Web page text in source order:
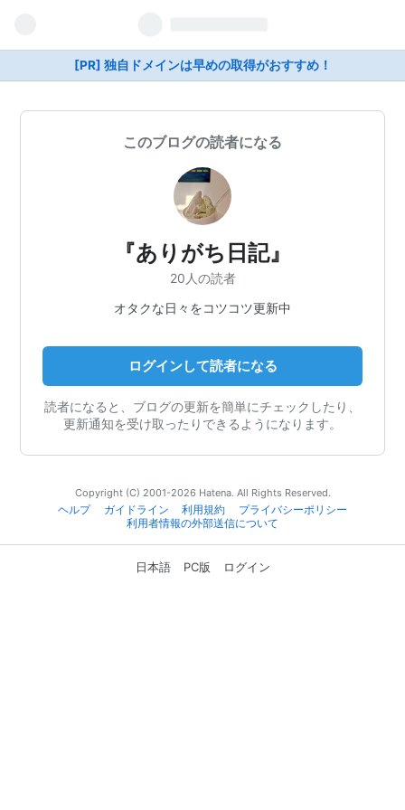
[PR] 独自ドメインは早めの取得がおすすめ！
このブログの読者になる
『ありがち日記』
20人の読者
オタクな日々をコツコツ更新中
ログインして読者になる
読者になると、ブログの更新を簡単にチェックしたり、
更新通知を受け取ったりできるようになります。
Copyright (C) 2001-2026 Hatena. All Rights Reserved.
ヘルプ
ガイドライン 利用規約
プライバシーポリシー
利用者情報の外部送信について
日本語 PC版 ログイン